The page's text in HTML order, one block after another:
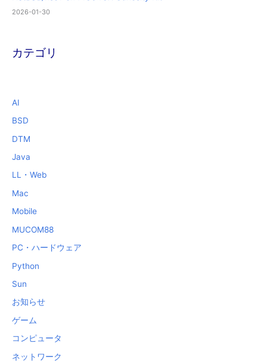
2026-01-30
カテゴリ
AI
BSD
DTM
Java
LL・Web
Mac
Mobile
MUCOM88
PC・ハードウェア
Python
Sun
お知らせ
ゲーム
コンピュータ
ネットワーク